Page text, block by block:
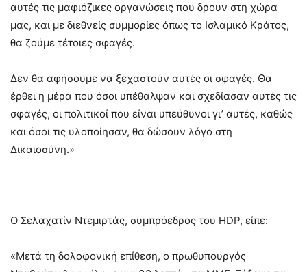
αυτές τις μαφιόζικες οργανώσεις που δρουν στη χώρα
μας, και με διεθνείς συμμορίες όπως το Ισλαμικό Κράτος,
θα ζούμε τέτοιες σφαγές.
Δεν θα αφήσουμε να ξεχαστούν αυτές οι σφαγές. Θα
έρθει η μέρα που όσοι υπέθαλψαν και σχεδίασαν αυτές τις
σφαγές, οι πολιτικοί που είναι υπεύθυνοι γι’ αυτές, καθώς
και όσοι τις υλοποίησαν, θα δώσουν λόγο στη
Δικαιοσύνη.»
Ο Σελαχατίν Ντεμιρτάς, συμπρόεδρος του HDP, είπε:
«Μετά τη δολοφονική επίθεση, ο πρωθυπουργός